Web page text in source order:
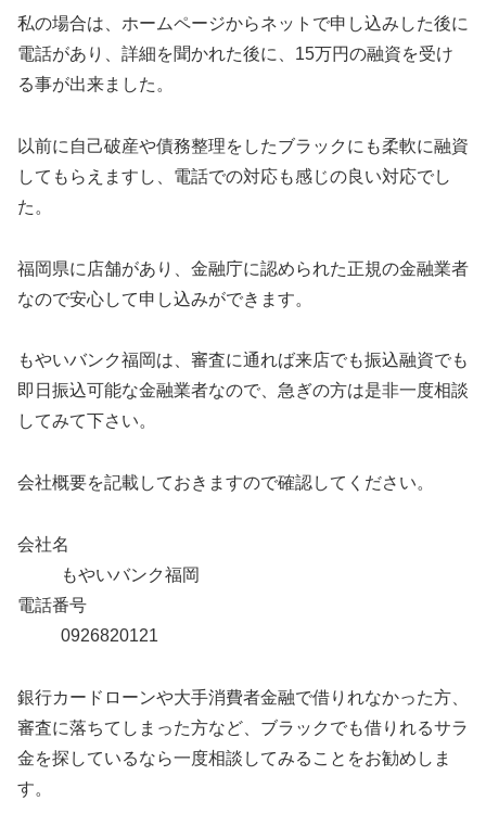
私の場合は、ホームページからネットで申し込みした後に
電話があり、詳細を聞かれた後に、15万円の融資を受け
る事が出来ました。
以前に自己破産や債務整理をしたブラックにも柔軟に融資
してもらえますし、電話での対応も感じの良い対応でし
た。
福岡県に店舗があり、金融庁に認められた正規の金融業者
なので安心して申し込みができます。
もやいバンク福岡は、審査に通れば来店でも振込融資でも
即日振込可能な金融業者なので、急ぎの方は是非一度相談
してみて下さい。
会社概要を記載しておきますので確認してください。
会社名
もやいバンク福岡
電話番号
0926820121
銀行カードローンや大手消費者金融で借りれなかった方、
審査に落ちてしまった方など、ブラックでも借りれるサラ
金を探しているなら一度相談してみることをお勧めしま
す。